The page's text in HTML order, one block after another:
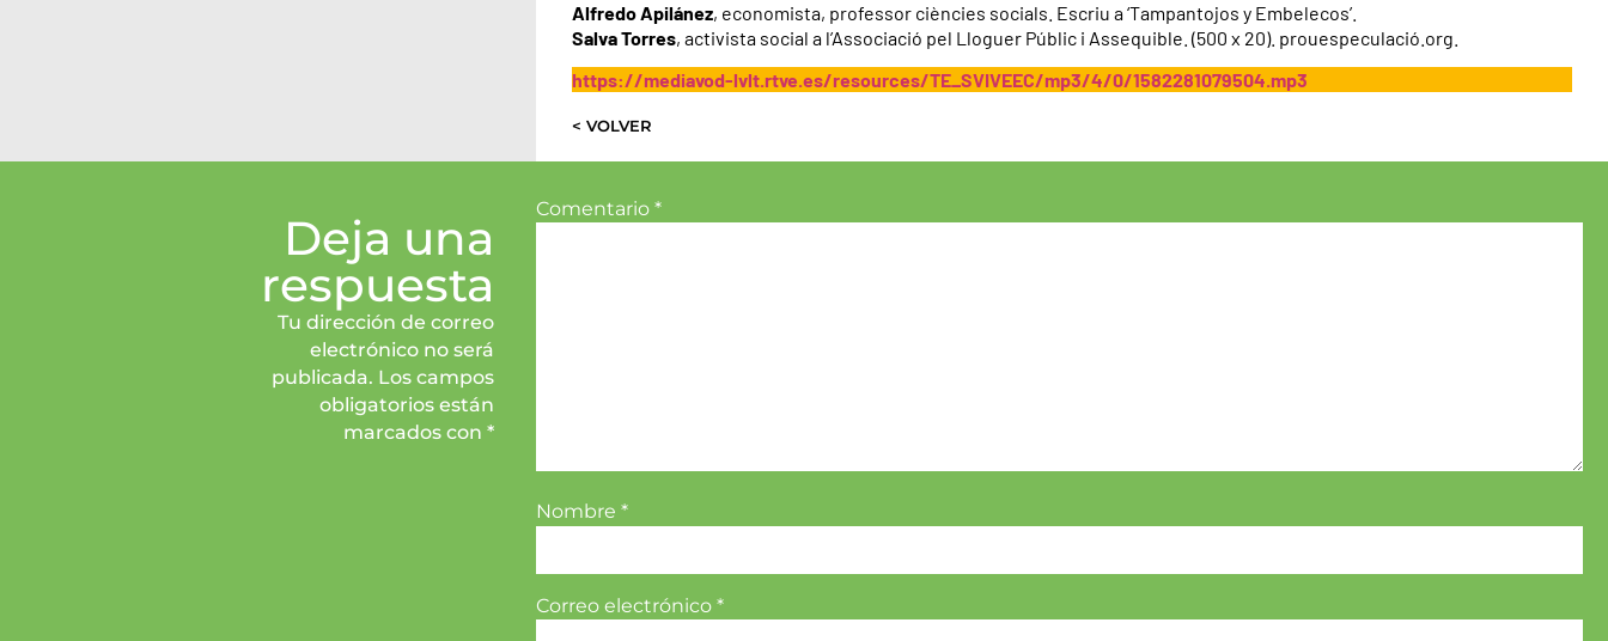
Alfredo Apilánez, economista, professor ciències socials. Escriu a ‘Tampantojos y Embelecos’.
Salva Torres, activista social a l’Associació pel Lloguer Públic i Assequible. (500 x 20). prouespeculació.org.
https://mediavod-lvlt.rtve.es/resources/TE_SVIVEEC/mp3/4/0/1582281079504.mp3
< VOLVER
Deja una
respuesta
Tu dirección de correo
electrónico no será
publicada. Los campos
obligatorios están
marcados con *
Comentario *
Nombre *
Correo electrónico *